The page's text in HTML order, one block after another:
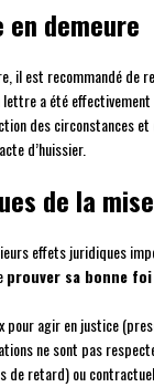
en demeure
il est recommandé
lettre a été
des circonstances et
d’huissier.
de la
effets juridiques
prouver sa bonne foi
agir en justice
ne sont pas
de retard) ou